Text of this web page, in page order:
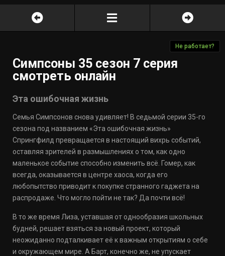
Не работает?
Симпсоны 35 сезон 7 серия
смотреть онлайн
Эта ошибочная жизнь
Семья Симпсонов снова удивляет! В седьмой серии 35-го
сезона под названием «Эта ошибочная жизнь»
Спрингфилд превращается в настоящий вихрь событий,
оставляя зрителей в размышлениях о том, как одно
маленькое событие способно изменить всё. Гомер, как
всегда, оказывается в центре хаоса, когда его
любопытство приводит к покупке странного гаджета на
распродаже. Что могло пойти не так? Да почти всё!
В то же время Лиза, уставшая от однообразия школьных
будней, решает взяться за новый проект, который
неожиданно подталкивает её к важным открытиям о себе
и окружающем мире. А Барт, конечно же, не упускает